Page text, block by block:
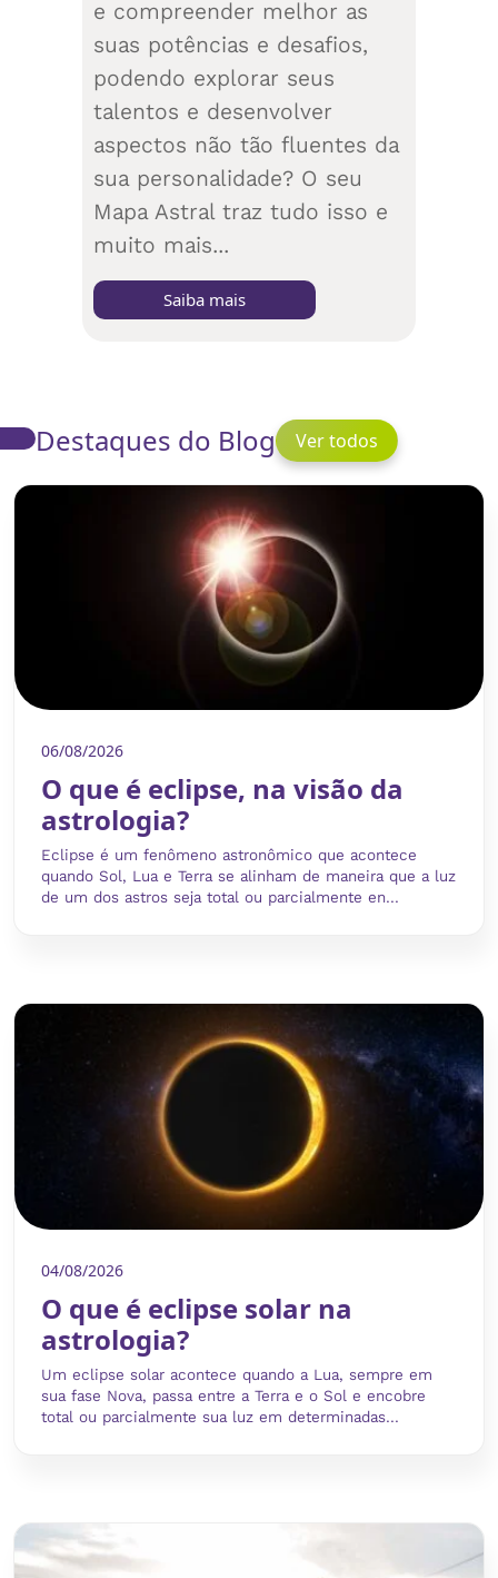
e compreender melhor as
suas potências e desafios,
podendo explorar seus
talentos e desenvolver
aspectos não tão fluentes da
sua personalidade? O seu
Mapa Astral traz tudo isso e
muito mais...
Saiba mais
Destaques do Blog Ver todos
06/08/2026
O que é eclipse, na visão da
astrologia?
Eclipse é um fenômeno astronômico que acontece
quando Sol, Lua e Terra se alinham de maneira que a luz
de um dos astros seja total ou parcialmente en...
04/08/2026
O que é eclipse solar na
astrologia?
Um eclipse solar acontece quando a Lua, sempre em
sua fase Nova, passa entre a Terra e o Sol e encobre
total ou parcialmente sua luz em determinadas...